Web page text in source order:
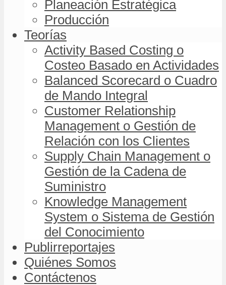
Planeación Estratégica
Producción
Teorías
Activity Based Costing o
Costeo Basado en Actividades
Balanced Scorecard o Cuadro
de Mando Integral
Customer Relationship
Management o Gestión de
Relación con los Clientes
Supply Chain Management o
Gestión de la Cadena de
Suministro
Knowledge Management
System o Sistema de Gestión
del Conocimiento
Publirreportajes
Quiénes Somos
Contáctenos